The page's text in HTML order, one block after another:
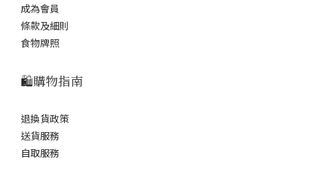
成為會員
條款及細則
食物牌照
🛍️購物指南
退換貨政策
送貨服務
自取服務